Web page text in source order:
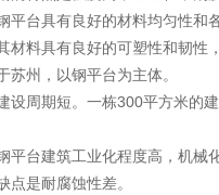
平台具有良好的材料均匀性和
材料具有良好的可塑性和韧性
苏州，以钢平台为主体。
设周期短。一栋300平方米的
平台建筑工业化程度高，机械
点是耐腐蚀性差。